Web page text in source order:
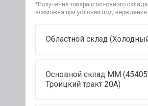
*Получение товара с основного
возможна при условии
Областной склад
Основной склад ММ
Троицкий тракт 20А)